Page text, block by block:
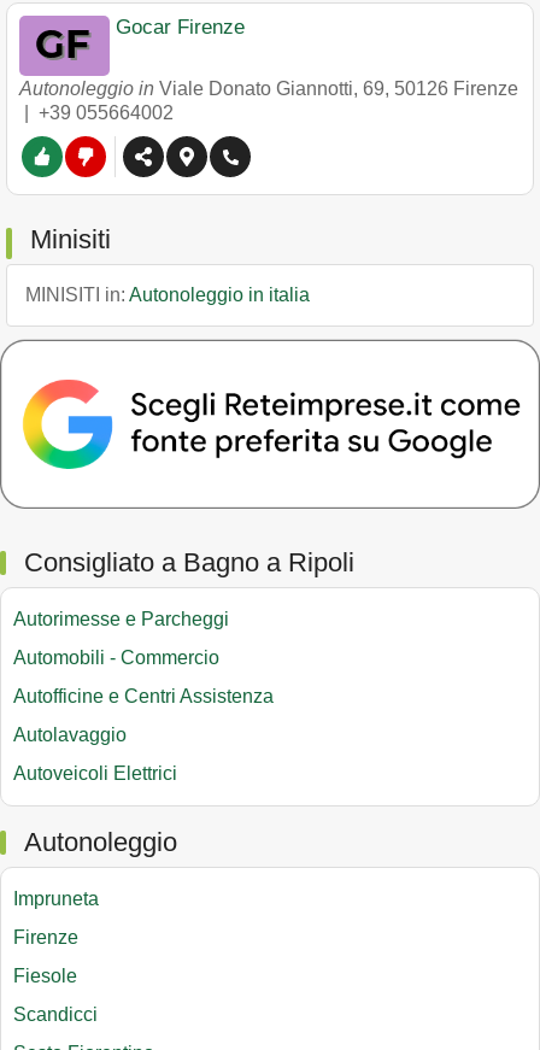
Gocar Firenze
Autonoleggio in Viale Donato Giannotti, 69, 50126 Firenze
+39 055664002
Minisiti
MINISITI in: Autonoleggio in italia
Consigliato a Bagno a Ripoli
Autorimesse e Parcheggi
Automobili - Commercio
Autofficine e Centri Assistenza
Autolavaggio
Autoveicoli Elettrici
Autonoleggio
Impruneta
Firenze
Fiesole
Scandicci